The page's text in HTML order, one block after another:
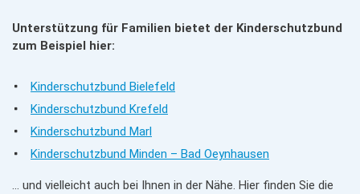
Unterstützung für Familien bietet der Kinderschutzbund
zum Beispiel hier:
Kinderschutzbund Bielefeld
Kinderschutzbund Krefeld
Kinderschutzbund Marl
Kinderschutzbund Minden – Bad Oeynhausen
… und vielleicht auch bei Ihnen in der Nähe. Hier finden Sie die